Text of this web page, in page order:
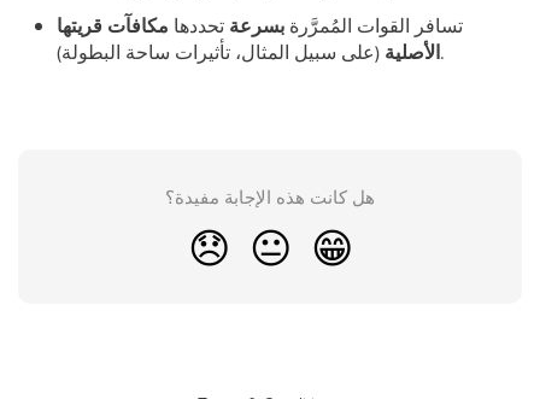
تسافر القوات المُمرَّرة بسرعة تحددها مكافآت قريتها
الأصلية(على سبيل المثال، تأثيرات ساحة البطولة).
هل كانت هذه الإجابة مفيدة؟
😞 😐 😁